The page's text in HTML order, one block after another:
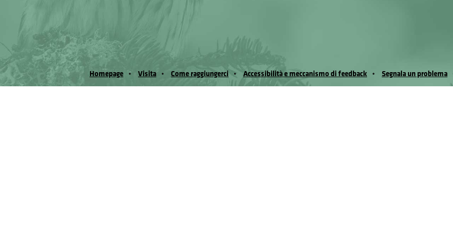
Homepage Visita Come raggiungerci Accessibilità e meccanismo di feedback Segnala un problema